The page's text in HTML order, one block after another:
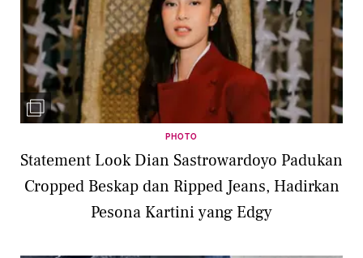
PHOTO
Statement Look Dian Sastrowardoyo Padukan
Cropped Beskap dan Ripped Jeans, Hadirkan
Pesona Kartini yang Edgy